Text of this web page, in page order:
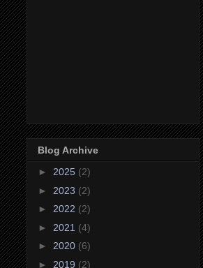
Blog Archive
► 2025 (2)
► 2023 (2)
► 2022 (2)
► 2021 (4)
► 2020 (6)
► 2019 (2)